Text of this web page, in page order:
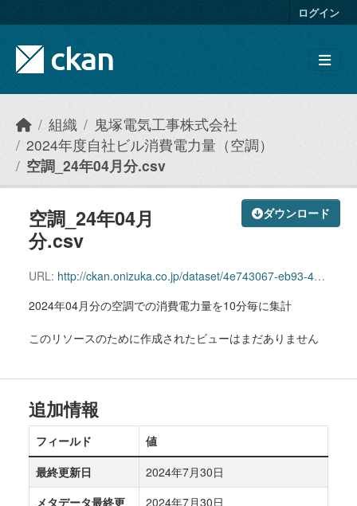
ログイン
組織
鬼塚電気工事株式会社
2024年度自社ビル消費電力量（空調）
空調_24年04月分.csv
ダウンロード
空調_24年04月
分.csv
URL: http://ckan.onizuka.co.jp/dataset/4e743067-eb93-4361-9429-19b834143137/resource/65f8dfe8-0594-4ca6-9371-a60ef492dc7f/download/airconditioning_2404.csv
2024年04月分の空調での消費電力量を10分毎に集計
このリソースのために作成されたビューはまだありません
追加情報
フィールド
値
最終更新日
2024年7月30日
メタデータ最終更
2024年7月30日